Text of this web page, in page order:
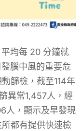
均每 20 分鐘就
腦中風的重要危
篩檢，截至114年
異常1,457人，經
人，顯示及早發現
都有提供快速檢